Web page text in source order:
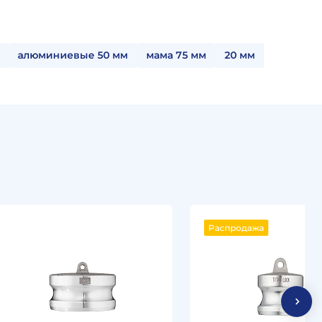
алюминиевые 50 мм мама 75 мм 20 мм
Распродажа